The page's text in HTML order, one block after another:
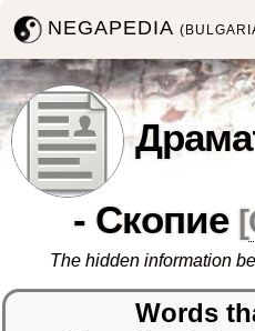
NEGAPEDIA
- Скопие [
The hidden information
Words